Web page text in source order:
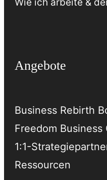
Angebote
Business Rebirth
Freedom Business
1:1-
Ressourcen